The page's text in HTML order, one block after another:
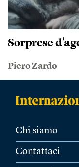
Sorprese
Piero Zardo
Chi siamo
Contattaci